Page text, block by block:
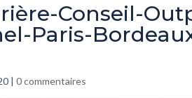
Conseil-
Paris-
|0 commentaires